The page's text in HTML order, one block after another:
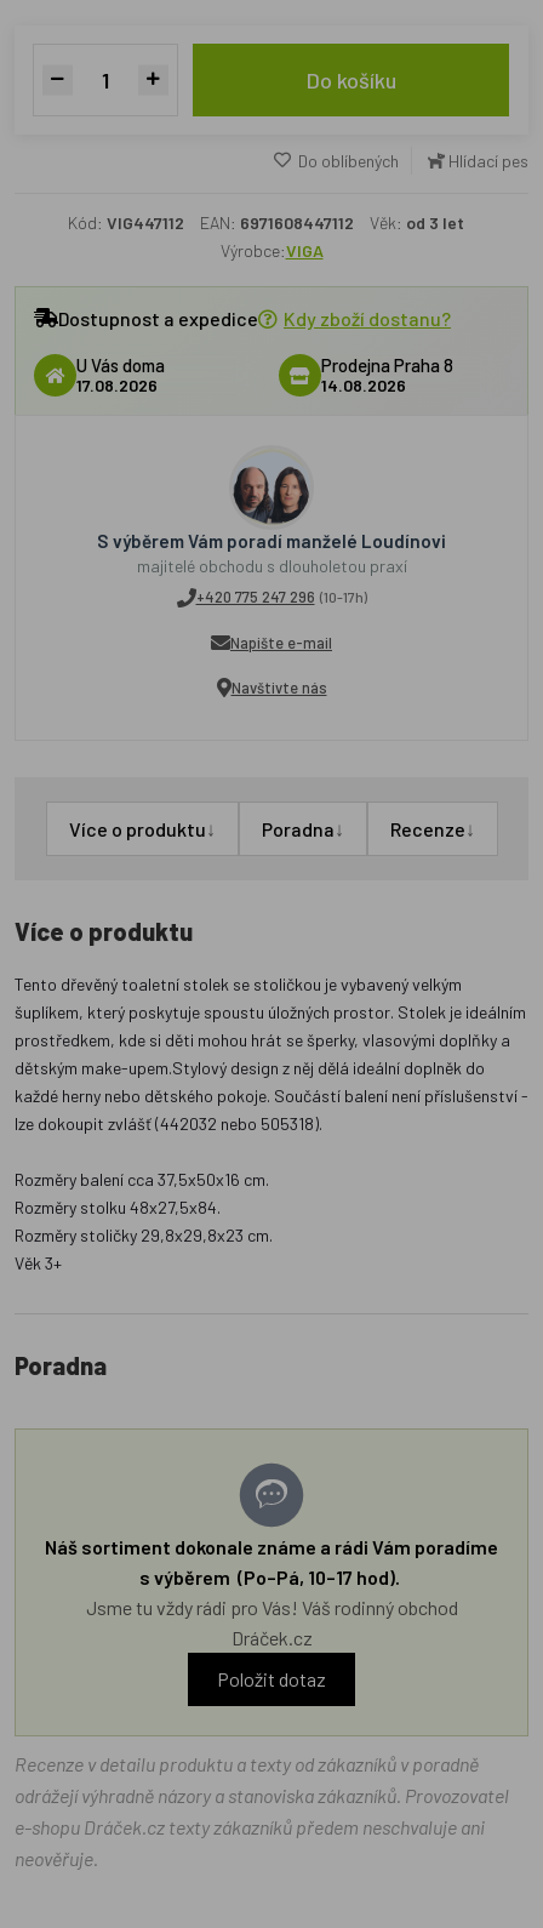
Do košíku
Do oblíbených Hlídací pes
Kód: VIG447112 EAN: 6971608447112 Věk: od 3 let
Výrobce:VIGA
Dostupnost a expedice Kdy zboží dostanu?
U Vás doma
17.08.2026
Prodejna Praha 8
14.08.2026
S výběrem Vám poradí manželé Loudínovi
majitelé obchodu s dlouholetou praxí
+420 775 247 296 (10-17h)
Napište e-mail
Navštivte nás
Více o produktu↓ Poradna↓ Recenze↓
Více o produktu
Tento dřevěný toaletní stolek se stoličkou je vybavený velkým
šuplíkem, který poskytuje spoustu úložných prostor. Stolek je ideálním
prostředkem, kde si děti mohou hrát se šperky, vlasovými doplňky a
dětským make-upem.Stylový design z něj dělá ideální doplněk do
každé herny nebo dětského pokoje. Součástí balení není příslušenství -
lze dokoupit zvlášť (442032 nebo 505318).
Rozměry balení cca 37,5x50x16 cm.
Rozměry stolku 48x27,5x84.
Rozměry stoličky 29,8x29,8x23 cm.
Věk 3+
Poradna
Náš sortiment dokonale známe a rádi Vám poradíme
s výběrem (Po–Pá, 10–17 hod).
Jsme tu vždy rádi pro Vás! Váš rodinný obchod
Dráček.cz
Položit dotaz
Recenze v detailu produktu a texty od zákazníků v poradně
odrážejí výhradně názory a stanoviska zákazníků. Provozovatel
e-shopu Dráček.cz texty zákazníků předem neschvaluje ani
neověřuje.